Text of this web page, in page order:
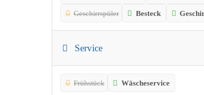
Geschirrspüler Besteck
Service
Frühstück Wäscheservice